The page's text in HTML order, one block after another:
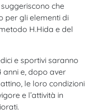
che
per gli elementi di
H.Hida e del
e sportivi saranno
anni e, dopo aver
le loro condizioni
e l’attività in